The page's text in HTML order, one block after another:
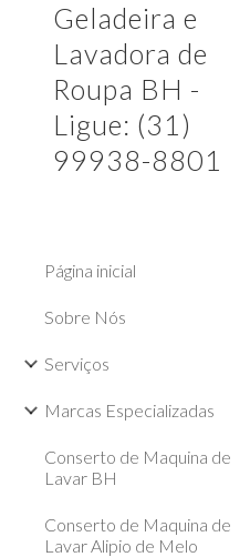
Geladeira e
Lavadora de
Roupa BH -
Ligue: (31)
99938-8801
Página inicial
Sobre Nós
Serviços
Marcas Especializadas
Conserto de Maquina de
Lavar BH
Conserto de Maquina de
Lavar Alipio de Melo